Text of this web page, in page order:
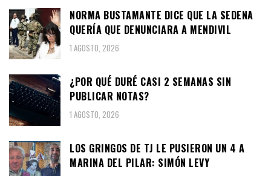
NORMA BUSTAMANTE DICE QUE LA SEDENA
QUERÍA QUE DENUNCIARA A MENDIVIL
1 AGOSTO, 2026
¿POR QUÉ DURÉ CASI 2 SEMANAS SIN
PUBLICAR NOTAS?
1 AGOSTO, 2026
LOS GRINGOS DE TJ LE PUSIERON UN 4 A
MARINA DEL PILAR: SIMÓN LEVY